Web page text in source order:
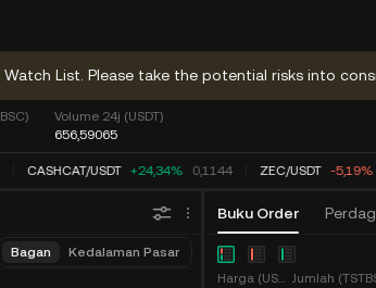
List. Please take the potential risks into
Volume 24j (USDT)
656,59065
CASHCAT/USDT +24,34% 0,1144 ZEC/USDT -5,19%
Buku Order
Bagan Kedalaman Pasar
Harga (USDT) Jumlah